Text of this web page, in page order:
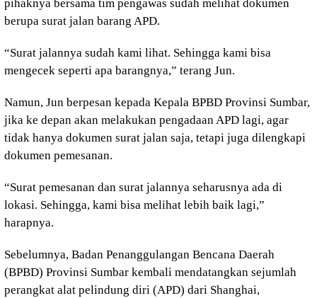
pihaknya bersama tim pengawas sudah melihat dokumen
berupa surat jalan barang APD.
“Surat jalannya sudah kami lihat. Sehingga kami bisa
mengecek seperti apa barangnya,” terang Jun.
Namun, Jun berpesan kepada Kepala BPBD Provinsi Sumbar,
jika ke depan akan melakukan pengadaan APD lagi, agar
tidak hanya dokumen surat jalan saja, tetapi juga dilengkapi
dokumen pemesanan.
“Surat pemesanan dan surat jalannya seharusnya ada di
lokasi. Sehingga, kami bisa melihat lebih baik lagi,”
harapnya.
Sebelumnya, Badan Penanggulangan Bencana Daerah
(BPBD) Provinsi Sumbar kembali mendatangkan sejumlah
perangkat alat pelindung diri (APD) dari Shanghai,